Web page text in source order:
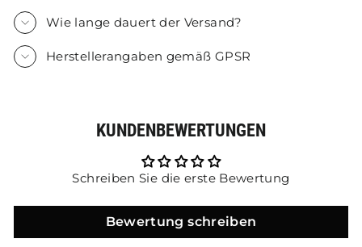
Wie lange dauert der Versand?
Herstellerangaben gemäß GPSR
KUNDENBEWERTUNGEN
Schreiben Sie die erste Bewertung
Bewertung schreiben